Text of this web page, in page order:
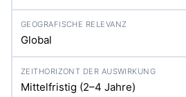
Global
Mittelfristig (2–4 Jahre)